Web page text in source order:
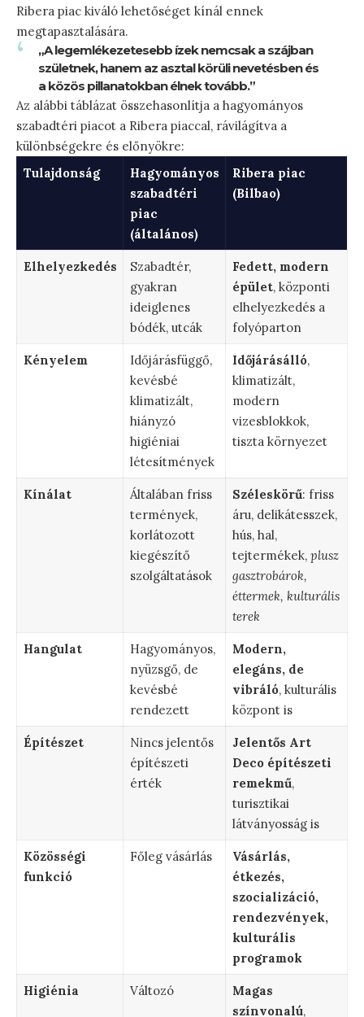
Ribera piac kiváló lehetőséget kínál ennek
megtapasztalására.
„A legemlékezetesebb ízek nemcsak a szájban
születnek, hanem az asztal körüli nevetésben és
a közös pillanatokban élnek tovább.”
Az alábbi táblázat összehasonlítja a hagyományos
szabadtéri piacot a Ribera piaccal, rávilágítva a
különbségekre és előnyökre:
Tulajdonság
Hagyományos
szabadtéri
piac
(általános)
Ribera piac
(Bilbao)
Elhelyezkedés
Szabadtér,
gyakran
ideiglenes
bódék, utcák
Fedett, modern
épület, központi
elhelyezkedés a
folyóparton
Kényelem
Időjárásfüggő,
kevésbé
klimatizált,
hiányzó
higiéniai
létesítmények
Időjárásálló,
klimatizált,
modern
vizesblokkok,
tiszta környezet
Kínálat
Általában friss
termények,
korlátozott
kiegészítő
szolgáltatások
Széleskörű: friss
áru, delikátesszek,
hús, hal,
tejtermékek, plusz
gasztrobárok,
éttermek, kulturális
terek
Hangulat
Hagyományos,
nyüzsgő, de
kevésbé
rendezett
Modern,
elegáns, de
vibráló, kulturális
központ is
Építészet
Nincs jelentős
építészeti
érték
Jelentős Art
Deco építészeti
remekmű,
turisztikai
látványosság is
Közösségi
funkció
Főleg vásárlás
Vásárlás,
étkezés,
szocializáció,
rendezvények,
kulturális
programok
Higiénia Változó
Magas
színvonalú,